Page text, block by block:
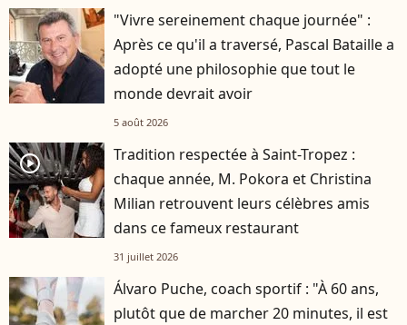
"Vivre sereinement chaque journée" :
Après ce qu'il a traversé, Pascal Bataille a
adopté une philosophie que tout le
monde devrait avoir
5 août 2026
player2
Tradition respectée à Saint-Tropez :
chaque année, M. Pokora et Christina
Milian retrouvent leurs célèbres amis
dans ce fameux restaurant
31 juillet 2026
Álvaro Puche, coach sportif : "À 60 ans,
plutôt que de marcher 20 minutes, il est